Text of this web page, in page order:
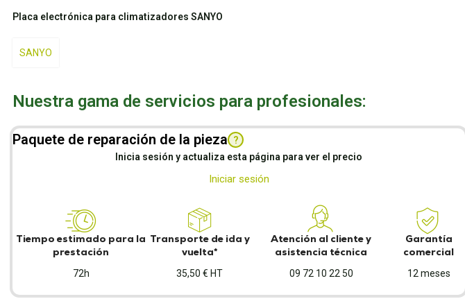
Placa electrónica para climatizadores SANYO
SANYO
Nuestra gama de servicios para profesionales:
Paquete de reparación de la pieza ?
Inicia sesión y actualiza esta página para ver el precio
Iniciar sesión
Tiempo estimado para la
prestación
72h
Transporte de ida y
vuelta*
35,50 € HT
Atención al cliente y
asistencia técnica
09 72 10 22 50
Garantía
comercial
12 meses